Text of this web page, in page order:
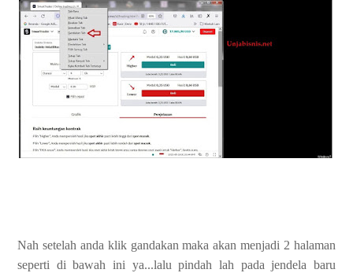
Nah setelah anda klik gandakan maka akan menjadi 2 halaman
seperti di bawah ini ya...lalu pindah lah pada jendela baru